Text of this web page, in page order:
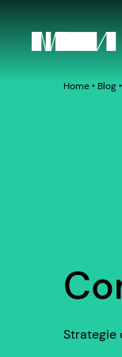
Home‣ Blog‣
Strategie